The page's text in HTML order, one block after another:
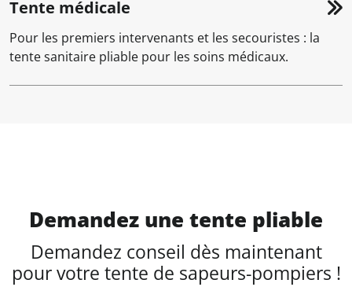
Tente médicale
Pour les premiers intervenants et les secouristes : la
tente sanitaire pliable pour les soins médicaux.
Demandez une tente pliable
Demandez conseil dès maintenant
pour votre tente de sapeurs-pompiers !